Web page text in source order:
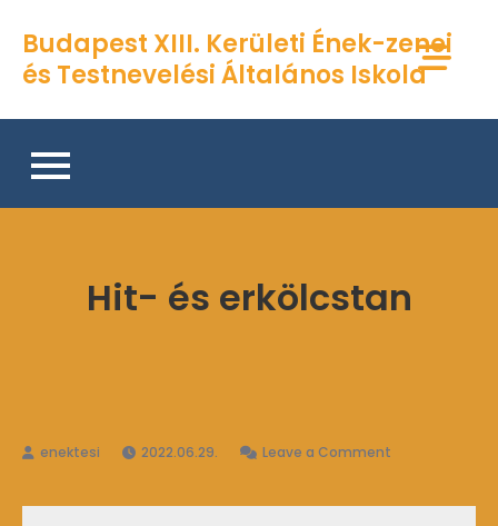
content
Budapest XIII. Kerületi Ének-zenei
és Testnevelési Általános Iskola
Hit- és erkölcstan
2022.06.29. Leave a Comment
és